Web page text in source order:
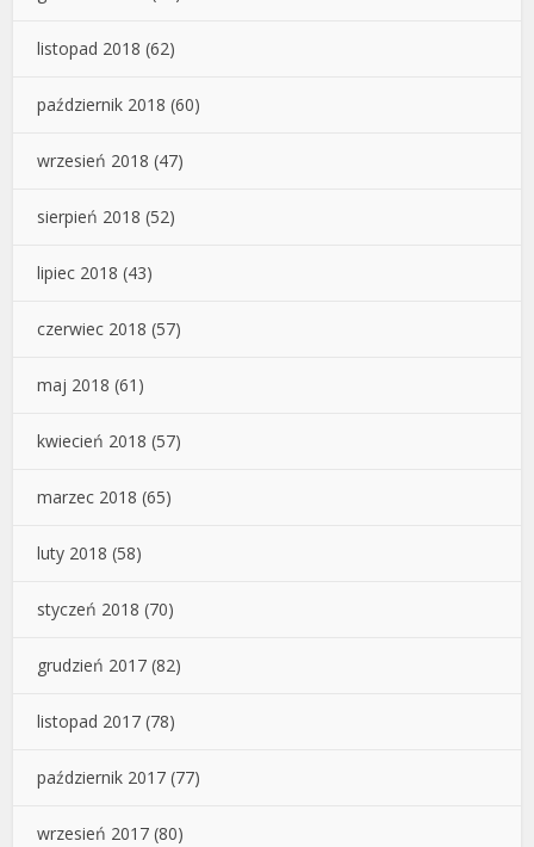
listopad 2018 (62)
październik 2018 (60)
wrzesień 2018 (47)
sierpień 2018 (52)
lipiec 2018 (43)
czerwiec 2018 (57)
maj 2018 (61)
kwiecień 2018 (57)
marzec 2018 (65)
luty 2018 (58)
styczeń 2018 (70)
grudzień 2017 (82)
listopad 2017 (78)
październik 2017 (77)
wrzesień 2017 (80)